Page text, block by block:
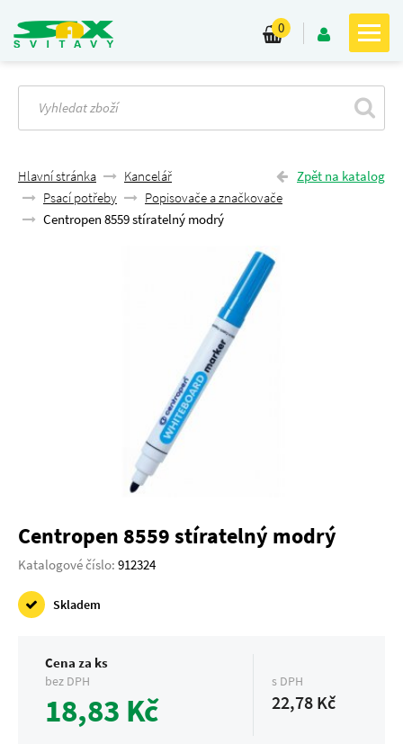
0
Zpět na katalog
Hlavní stránka
Kancelář
Psací potřeby
Popisovače a značkovače
Centropen 8559 stíratelný modrý
Centropen 8559 stíratelný modrý
Katalogové číslo: 912324
Skladem
Cena za ks
bez DPH
18,83 Kč
s DPH
22,78 Kč